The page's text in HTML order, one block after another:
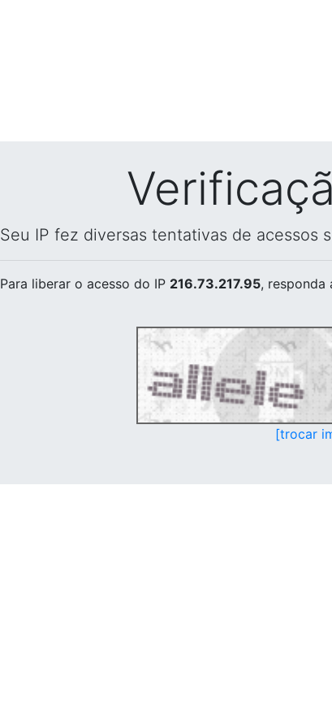
Seu IP fez diversas tentativas de acessos
Para liberar o acesso do IP 216.73.217.95, responda
[trocar